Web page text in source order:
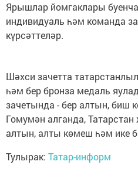
Ярышлар йомгаклары
индивидуаль һәм команда
күрсәттеләр.
Шәхси зачетта
һәм бер бронза медаль
зачетында - бер алтын, биш
Гомумән алганда,
алтын, алты көмеш һәм ике
Тулырак: Татар-информ